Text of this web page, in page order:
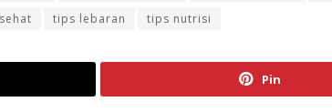
tips lebaran tips nutrisi
Pin